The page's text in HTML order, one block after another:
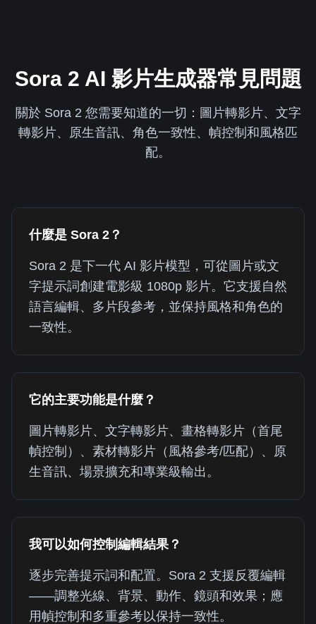
Sora 2 AI 影片生成器常見問題
關於 Sora 2 您需要知道的一切：圖片轉影片、文字
轉影片、原生音訊、角色一致性、幀控制和風格匹
配。
什麼是 Sora 2？
Sora 2 是下一代 AI 影片模型，可從圖片或文
字提示詞創建電影級 1080p 影片。它支援自然
語言編輯、多片段參考，並保持風格和角色的
一致性。
它的主要功能是什麼？
圖片轉影片、文字轉影片、畫格轉影片（首尾
幀控制）、素材轉影片（風格參考/匹配）、原
生音訊、場景擴充和專業級輸出。
我可以如何控制編輯結果？
逐步完善提示詞和配置。Sora 2 支援反覆編輯
——調整光線、背景、動作、鏡頭和效果；應
用幀控制和多重參考以保持一致性。